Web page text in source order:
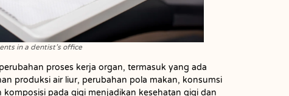
in a dentist’s office
proses kerja organ, termasuk yang ada
produksi air liur, perubahan pola makan, konsumsi
pada gigi menjadikan kesehatan gigi dan